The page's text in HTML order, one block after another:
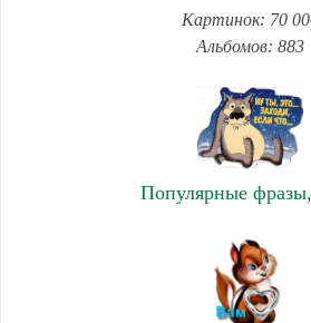
Картинок: 70
Альбомов: 883
Популярные